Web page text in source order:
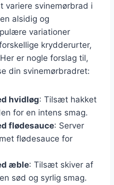
variere svinemørbrad i
alsidig og
variationer
krydderurter,
er nogle forslag til,
din svinemørbradret:
hvidløg: Tilsæt hakket
for en intens smag.
flødesauce: Server
flødesauce for
æble: Tilsæt skiver af
sød og syrlig smag.